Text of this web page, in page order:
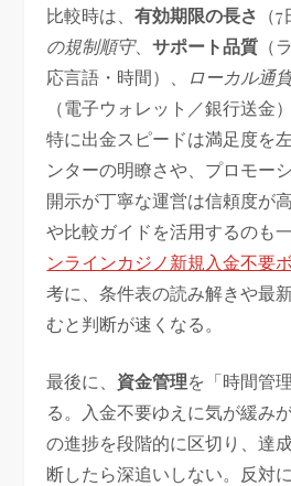
比較時は、有効期限の長さ （
の規制順守、サポート品質 （
応言語・時間）、
ローカル通
（電子ウォレット／銀行送金
特に出金スピードは満足度を
ンターの明瞭さや、プロモー
開示が丁寧な運営は信頼度が
や比較ガイドを活用するのも
ンラインカジノ新規入金不要
考に、条件表の読み解きや最
むと判断が速くなる。
最後に、 資金管理を「時間管
る。入金不要ゆえに気が緩み
の進捗を段階的に区切り、達
断したら深追いしない。反対